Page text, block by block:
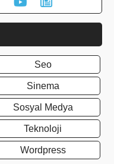
Seo
Sinema
Sosyal Medya
Teknoloji
Wordpress